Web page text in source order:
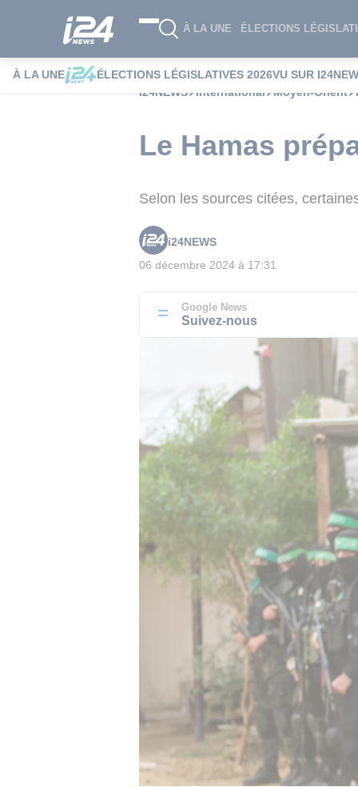
À LA UNE ÉLECTIONS
À LA UNE ÉLECTIONS LÉGISLATIVES 2026VU SUR
i24NEWS
International Moyen-Orient
Le Hamas
Selon les sources citées,
i24NEWS
06 décembre 2024 à 17:31
Google News
Suivez-nous